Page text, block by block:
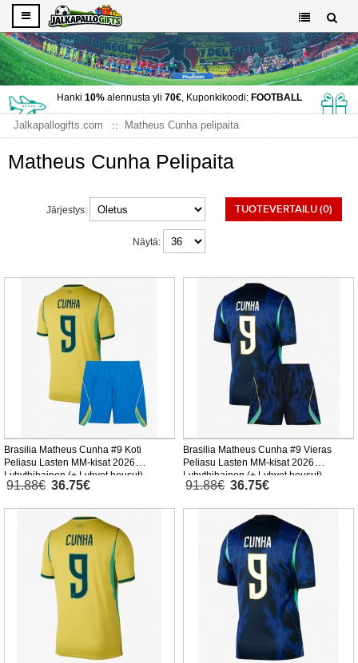
Hanki 10%alennusta yli 70€, Kuponkikoodi: FOOTBALL
Jalkapallogifts.com Matheus Cunha pelipaita
Matheus Cunha Pelipaita
TUOTEVERTAILU (0)
Järjestys:
Näytä:
Brasilia Matheus Cunha #9 Koti
Peliasu Lasten MM-kisat 2026
Lyhythihainen (+ Lyhyet housut)
91.88€ 36.75€
Brasilia Matheus Cunha #9 Vieras
Peliasu Lasten MM-kisat 2026
Lyhythihainen (+ Lyhyet housut)
91.88€ 36.75€